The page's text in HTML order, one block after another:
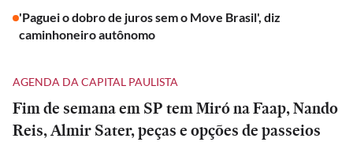
'Paguei o dobro de juros sem o Move Brasil', diz
caminhoneiro autônomo
AGENDA DA CAPITAL PAULISTA
Fim de semana em SP tem Miró na Faap, Nando
Reis, Almir Sater, peças e opções de passeios